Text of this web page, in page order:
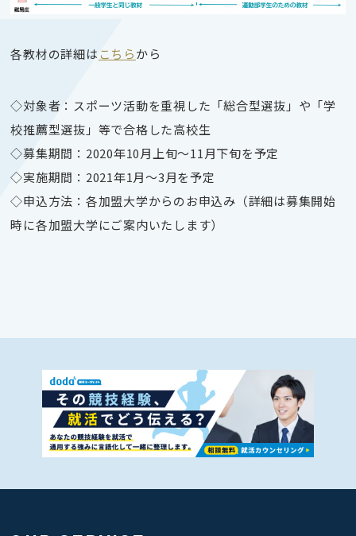
各教材の詳細は こちらから
◇対象者：スポーツ活動を重視した「総合型選抜」や「学
校推薦型選抜」等で合格した高校生
◇募集期間：2020年10月上旬～11月下旬を予定
◇実施期間：2021年1月～3月を予定
◇申込方法：各加盟大学からのお申込み（詳細は募集開始
時に各加盟大学にご案内いたします）